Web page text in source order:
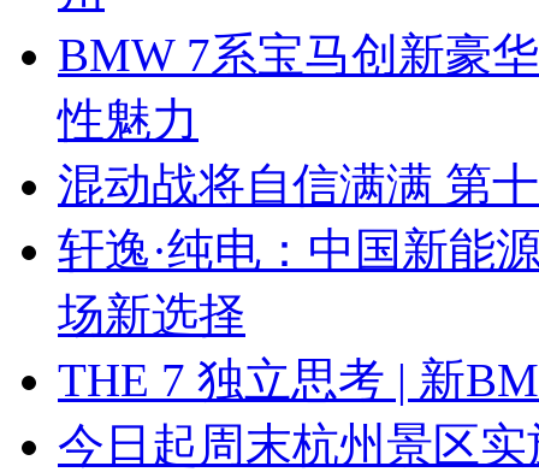
BMW 7系宝马创新豪
性魅力
混动战将自信满满 第
轩逸·纯电：中国新能
场新选择
THE 7 独立思考 | 新
今日起周末杭州景区